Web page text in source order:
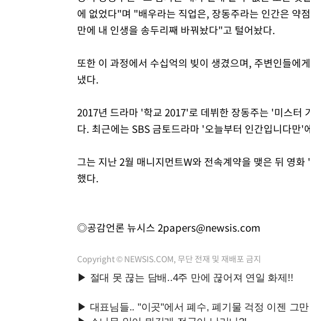
에 없었다"며 "배우라는 직업은, 장동주라는 인간은 약
만에 내 인생을 송두리째 바꿔놨다"고 털어놨다.
또한 이 과정에서 수십억의 빚이 생겼으며, 주변인들에
냈다.
2017년 드라마 '학교 2017'로 데뷔한 장동주는 '미스
다. 최근에는 SBS 금토드라마 '오늘부터 인간입니다만'
그는 지난 2월 매니지먼트W와 전속계약을 맺은 뒤 영
했다.
◎공감언론 뉴시스 2papers@newsis.com
Copyright © NEWSIS.COM, 무단 전재 및 재배포 금지